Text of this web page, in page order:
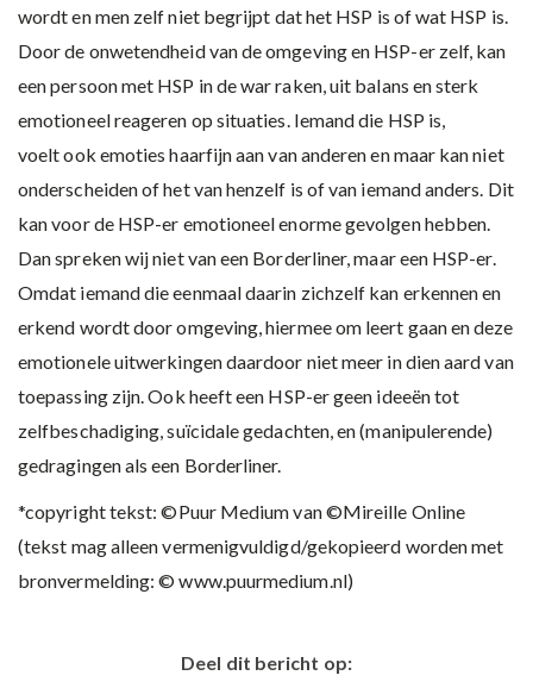
wordt en men zelf niet begrijpt dat het HSP is of wat HSP is.
Door de onwetendheid van de omgeving en HSP-er zelf, kan
een persoon met HSP in de war raken, uit balans en sterk
emotioneel reageren op situaties. Iemand die HSP is,
voelt ook emoties haarfijn aan van anderen en maar kan niet
onderscheiden of het van henzelf is of van iemand anders. Dit
kan voor de HSP-er emotioneel enorme gevolgen hebben.
Dan spreken wij niet van een Borderliner, maar een HSP-er.
Omdat iemand die eenmaal daarin zichzelf kan erkennen en
erkend wordt door omgeving, hiermee om leert gaan en deze
emotionele uitwerkingen daardoor niet meer in dien aard van
toepassing zijn. Ook heeft een HSP-er geen ideeën tot
zelfbeschadiging, suïcidale gedachten, en (manipulerende)
gedragingen als een Borderliner.
*copyright tekst: ©Puur Medium van ©Mireille Online
(tekst mag alleen vermenigvuldigd/gekopieerd worden met
bronvermelding: © www.puurmedium.nl)
Deel dit bericht op: